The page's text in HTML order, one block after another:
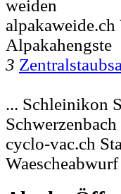
weiden
Alpakahengste
3
... Schleinikon
cyclo-vac.ch
Waescheabwurf